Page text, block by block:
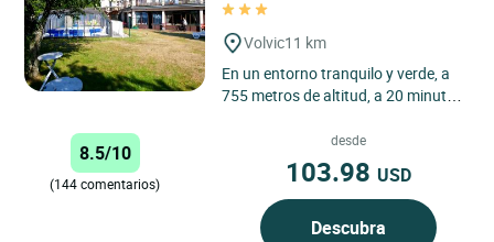
Volvic11 km
En un entorno tranquilo y verde, a
755 metros de altitud, a 20 minutos
Dôme y a 15 minutos...
8.5/10
(144 comentarios)
desde
103.98 USD
Descubra